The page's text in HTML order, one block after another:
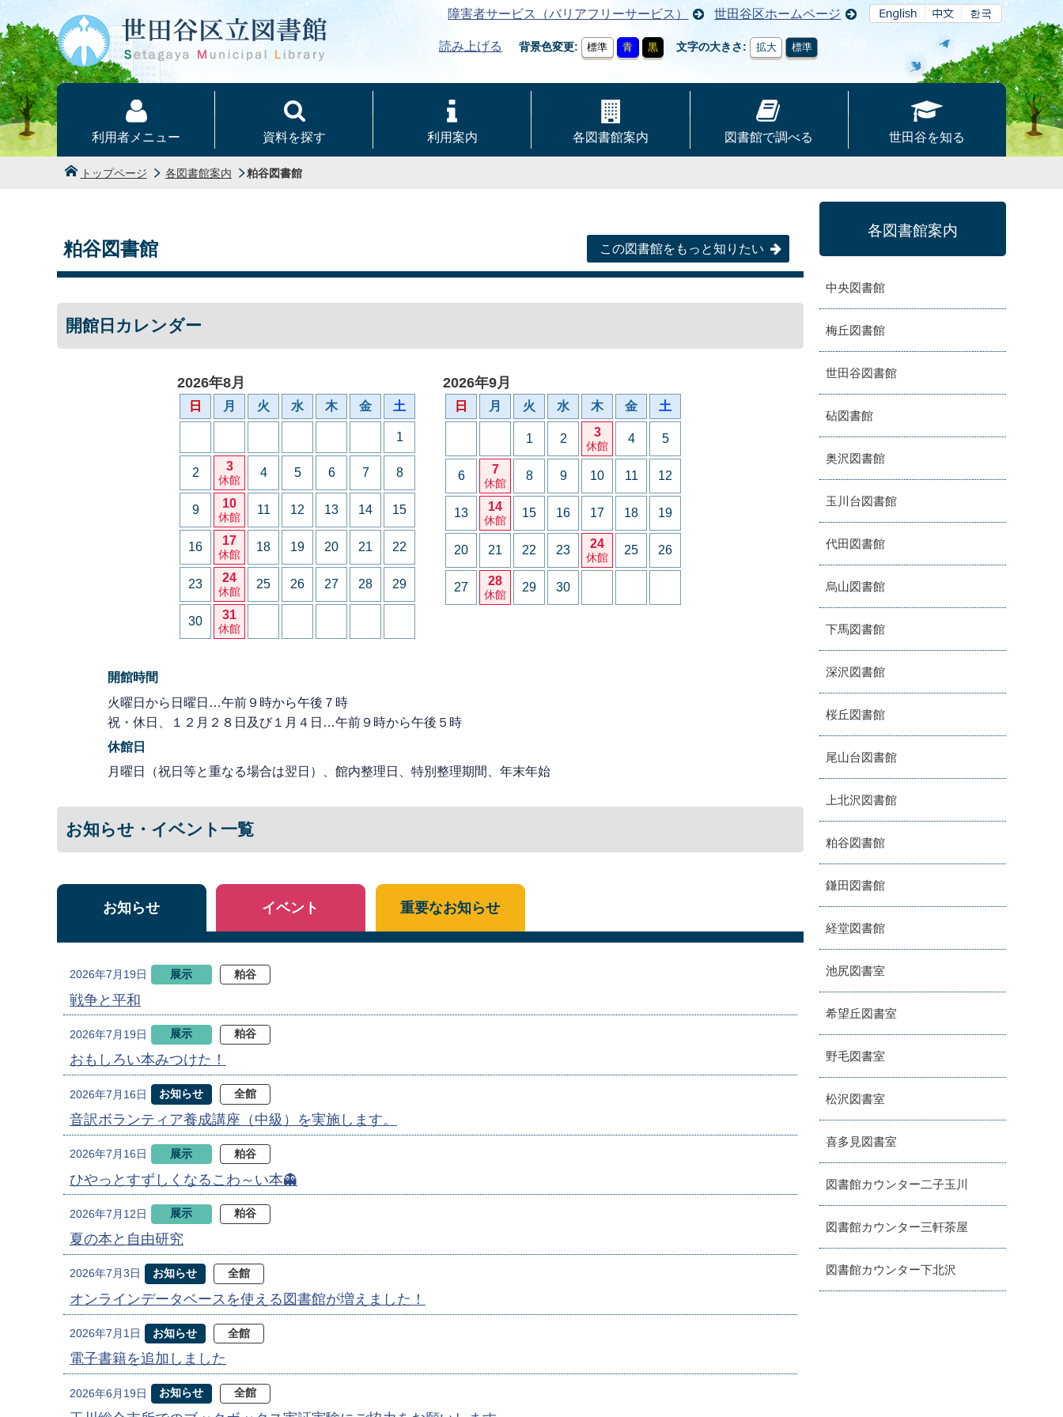
本文へ
障害者サービス（バリアフリーサービス） 世田谷区ホームページ
読み上げる 背景色変更 標準 青 黒 文字の大きさ 拡大 標準
利用者メニュー 資料を探す 利用案内 各図書館案内 図書館で調べる 世田谷を知る
トップページ 各図書館案内 粕谷図書館
粕谷図書館 この図書館をもっと知りたい
開館日カレンダー
2026年8月
日 月 火 水 木 金 土
1
2 3
休館
4 5 6 7 8
9 10
休館
11 12 13 14 15
16 17
休館
18 19 20 21 22
23 24
休館
25 26 27 28 29
30 31
休館
2026年9月
日 月 火 水 木 金 土
1 2 3
休館
4 5
6 7
休館
8 9 10 11 12
13 14
休館
15 16 17 18 19
20 21 22 23 24
休館
25 26
27 28
休館
29 30
開館時間
火曜日から日曜日…午前９時から午後７時
祝・休日、１２月２８日及び１月４日…午前９時から午後５時
休館日
月曜日（祝日等と重なる場合は翌日）、館内整理日、特別整理期間、年末年始
お知らせ・イベント一覧
お知らせ
2026年7月19日 展示 粕谷
戦争と平和
2026年7月19日 展示 粕谷
おもしろい本みつけた！
2026年7月16日 お知らせ 全館
音訳ボランティア養成講座（中級）を実施します。
2026年7月16日 展示 粕谷
ひやっとすずしくなるこわ～い本👻
2026年7月12日 展示 粕谷
夏の本と自由研究
2026年7月3日 お知らせ 全館
オンラインデータベースを使える図書館が増えました！
2026年7月1日 お知らせ 全館
電子書籍を追加しました
2026年6月19日 お知らせ 全館
イベント 重要なお知らせ
各図書館案内
中央図書館
梅丘図書館
世田谷図書館
砧図書館
奥沢図書館
玉川台図書館
代田図書館
烏山図書館
下馬図書館
深沢図書館
桜丘図書館
尾山台図書館
上北沢図書館
粕谷図書館
鎌田図書館
経堂図書館
池尻図書室
希望丘図書室
野毛図書室
松沢図書室
喜多見図書室
図書館カウンター二子玉川
図書館カウンター三軒茶屋
図書館カウンター下北沢